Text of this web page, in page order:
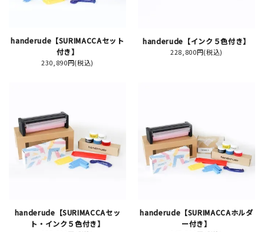
よくある質問
handerude【SURIMACCAセット
付き】
230,890円(税込)
handerude【インク５色付き】
228,800円(税込)
handerude【SURIMACCAセッ
ト・インク５色付き】
handerude【SURIMACCAホルダ
ー付き】